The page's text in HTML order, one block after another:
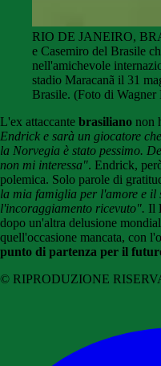
RIO DE JANEIRO,
e Casemiro del Brasile
nell'amichevole
stadio Maracanã il 31
Brasile. (Foto di Wagner
L'ex attaccante brasiliano non
Endrick e sarà un giocatore
la Norvegia è stato pessimo.
non mi interessa". Endrick,
polemica. Solo parole di
la mia famiglia per l'amore e il
l'incoraggiamento ricevuto". Il
dopo un'altra delusione
quell'occasione mancata, con
punto di partenza per il
© RIPRODUZIONE